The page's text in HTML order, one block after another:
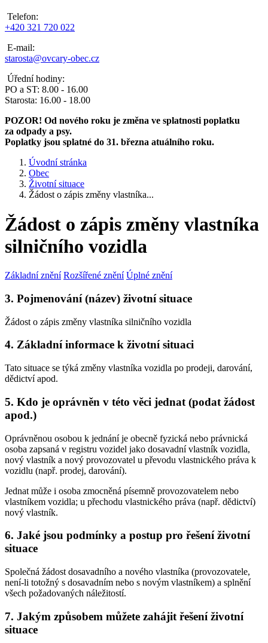
Telefon:
+420 321 720 022
E-mail:
starosta@ovcary-obec.cz
Úřední hodiny:
PO a ST: 8.00 - 16.00
Starosta: 16.00 - 18.00
POZOR! Od nového roku je změna ve splatnosti poplatku
za odpady a psy.
Poplatky jsou splatné do 31. března atuálního roku.
Úvodní stránka
Obec
Životní situace
Žádost o zápis změny vlastníka...
Žádost o zápis změny vlastníka
silničního vozidla
Základní znění Rozšířené znění Úplné znění
3. Pojmenování (název) životní situace
Žádost o zápis změny vlastníka silničního vozidla
4. Základní informace k životní situaci
Tato situace se týká změny vlastníka vozidla po prodeji, darování,
dědictví apod.
5. Kdo je oprávněn v této věci jednat (podat žádost
apod.)
Oprávněnou osobou k jednání je obecně fyzická nebo právnická
osoba zapsaná v registru vozidel jako dosavadní vlastník vozidla,
nový vlastník a nový provozovatel u převodu vlastnického práva k
vozidlu (např. prodej, darování).
Jednat může i osoba zmocněná písemně provozovatelem nebo
vlastníkem vozidla; u přechodu vlastnického práva (např. dědictví)
nový vlastník.
6. Jaké jsou podmínky a postup pro řešení životní
situace
Společná žádost dosavadního a nového vlastníka (provozovatele,
není-li totožný s dosavadním nebo s novým vlastníkem) a splnění
všech požadovaných náležitostí.
7. Jakým způsobem můžete zahájit řešení životní
situace